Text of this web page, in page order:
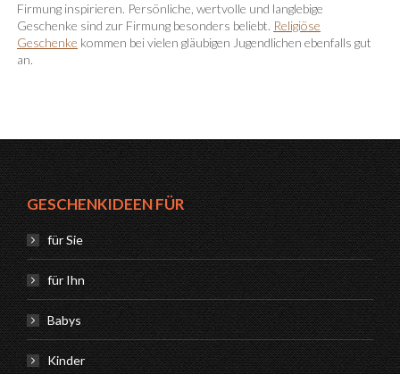
Firmung inspirieren. Persönliche, wertvolle und langlebige
Geschenke sind zur Firmung besonders beliebt. Religiöse
Geschenke kommen bei vielen gläubigen Jugendlichen ebenfalls gut
an.
GESCHENKIDEEN FÜR
für Sie
für Ihn
Babys
Kinder